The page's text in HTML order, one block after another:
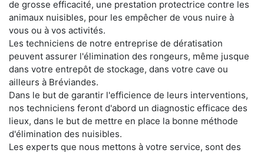
de grosse efficacité, une prestation protectrice contre les
animaux nuisibles, pour les empêcher de vous nuire à
vous ou à vos activités.
Les techniciens de notre entreprise de dératisation
peuvent assurer l'élimination des rongeurs, même jusque
dans votre entrepôt de stockage, dans votre cave ou
ailleurs à Bréviandes.
Dans le but de garantir l'efficience de leurs interventions,
nos techniciens feront d'abord un diagnostic efficace des
lieux, dans le but de mettre en place la bonne méthode
d'élimination des nuisibles.
Les experts que nous mettons à votre service, sont des